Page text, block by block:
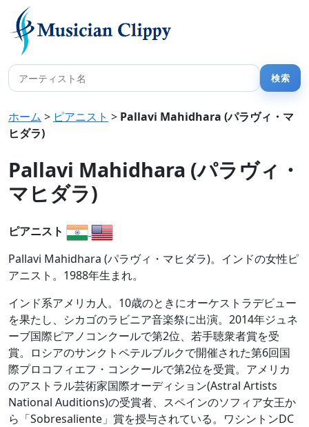
ホーム > ピアニスト > Pallavi Mahidhara (パラヴィ・マ
ヒダラ)
Pallavi Mahidhara (パラヴィ・
マヒダラ)
ピアニスト
Pallavi Mahidhara (パラヴィ・マヒダラ)。インドの女性ピ
アニスト。1988年生まれ。
インド系アメリカ人。10歳のときにオーケストラデビュー
を果たし、シカゴのラビニア音楽祭に出演。2014年ジュネ
ーブ国際ピアノコンクールで第2位、若手聴衆者賞を受
賞。ロシアのサンクトペテルブルクで開催された第6回国
際プロコフィエフ・コンクールで第2位を受賞。アメリカ
のアストラル芸術家国際オーディション(Astral Artists
National Auditions)の受賞者、スペインのソフィア女王か
ら「Sobresaliente」賞を授与されている。ワシントンDC